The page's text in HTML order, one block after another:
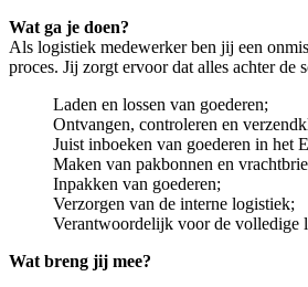
Wat ga je doen?
Als logistiek medewerker ben jij een
proces. Jij zorgt ervoor dat alles achter de
Laden en lossen van goederen;
Ontvangen, controleren en
Juist inboeken van goederen in het
Maken van pakbonnen en
Inpakken van goederen;
Verzorgen van de interne logistiek;
Verantwoordelijk voor de volledige
Wat breng jij mee?